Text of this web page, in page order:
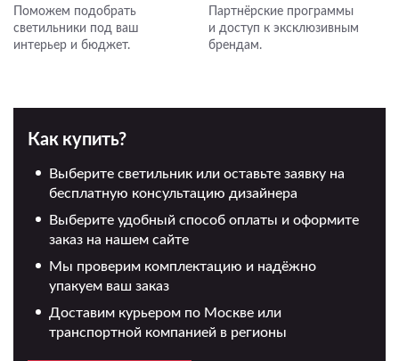
Поможем подобрать
светильники под ваш
интерьер и бюджет.
Партнёрские программы
и доступ к эксклюзивным
брендам.
Как купить?
Выберите светильник или оставьте заявку на
бесплатную консультацию дизайнера
Выберите удобный способ оплаты и оформите
заказ на нашем сайте
Мы проверим комплектацию и надёжно
упакуем ваш заказ
Доставим курьером по Москве или
транспортной компанией в регионы